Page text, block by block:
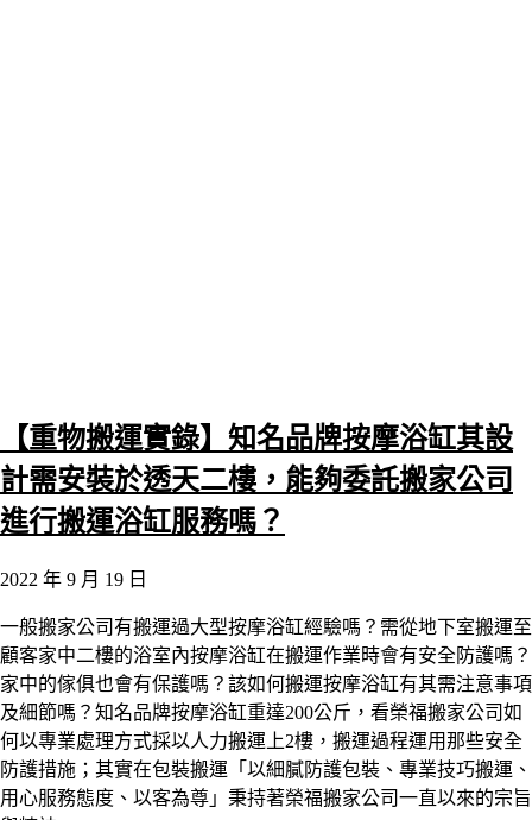
【重物搬運實錄】知名品牌按摩浴缸其設
計需安裝於透天二樓，能夠委託搬家公司
進行搬運浴缸服務嗎？
2022 年 9 月 19 日
一般搬家公司有搬運過大型按摩浴缸經驗嗎？需從地下室搬運至
顧客家中二樓的浴室內按摩浴缸在搬運作業時會有安全防護嗎？
家中的傢俱也會有保護嗎？該如何搬運按摩浴缸有其需注意事項
及細節嗎？知名品牌按摩浴缸重達200公斤，看榮福搬家公司如
何以專業處理方式採以人力搬運上2樓，搬運過程運用那些安全
防護措施；其實在包裝搬運「以細膩防護包裝、專業技巧搬運、
用心服務態度、以客為尊」秉持著榮福搬家公司一直以來的宗旨